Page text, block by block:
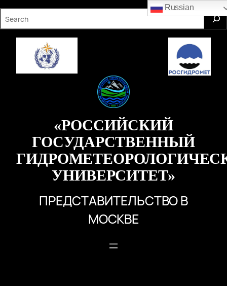
к
содержимому
S
r
«РОССИЙСКИЙ
ГОСУДАРСТВЕННЫЙ
УНИВЕРСИТЕТ»
ПРЕДСТАВИТЕЛЬСТВО В
МОСКВЕ
Russian